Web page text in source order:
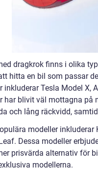
dragkrok finns i olika
hitta en bil som passar
inkluderar Tesla Model X,
har blivit väl mottagna på
och lång räckvidd,
modeller inkluderar
Dessa modeller
prisvärda alternativ för
modellerna.